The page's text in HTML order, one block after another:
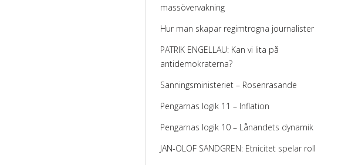
massövervakning
Hur man skapar regimtrogna journalister
PATRIK ENGELLAU: Kan vi lita på
antidemokraterna?
Sanningsministeriet – Rosenrasande
Pengarnas logik 11 – Inflation
Pengarnas logik 10 – Lånandets dynamik
JAN-OLOF SANDGREN: Etnicitet spelar roll